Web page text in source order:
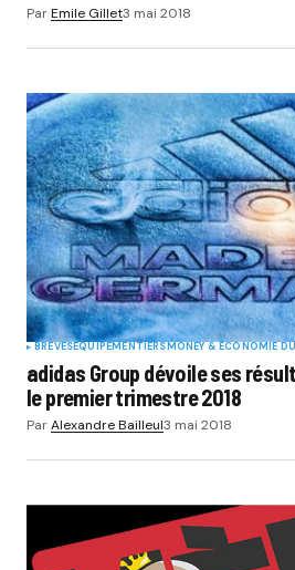
ParEmile Gillet3 mai 2018
BRÈVESEQUIPEMENTIERSMONEY & ÉCONOMIE
adidas Group dévoile ses
le premier trimestre 2018
ParAlexandre Bailleul3 mai 2018